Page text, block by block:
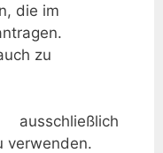
die im
zu
verwenden.